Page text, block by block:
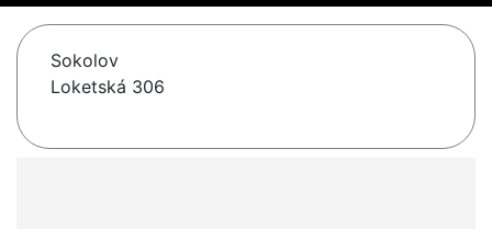
Sokolov
Loketská 306